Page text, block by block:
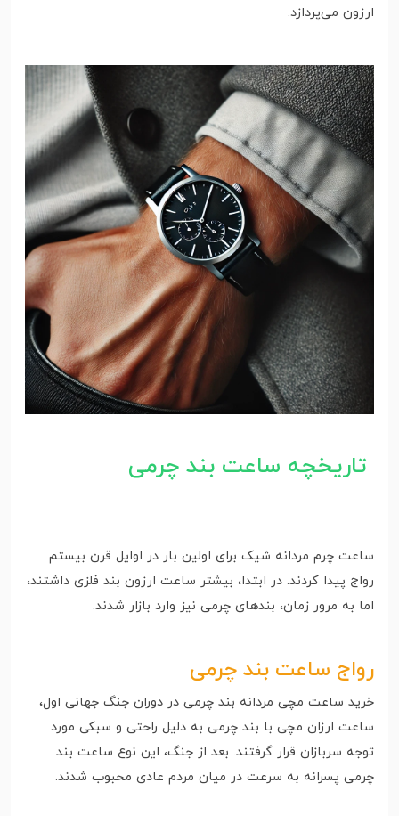
ارزون می‌پردازد.
تاریخچه ساعت‌ بند چرمی
ساعت چرم مردانه شیک برای اولین بار در اوایل قرن بیستم
رواج پیدا کردند. در ابتدا، بیشتر ساعت‌ ارزون بند فلزی داشتند،
اما به مرور زمان، بندهای چرمی نیز وارد بازار شدند.
رواج ساعت‌ بند چرمی
خرید ساعت مچی مردانه بند چرمی در دوران جنگ جهانی اول،
ساعت‌ ارزان مچی با بند چرمی به دلیل راحتی و سبکی مورد
توجه سربازان قرار گرفتند. بعد از جنگ، این نوع ساعت بند
چرمی پسرانه به سرعت در میان مردم عادی محبوب شدند.